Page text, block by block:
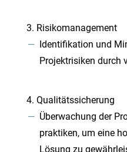
Risikomanagement
Identifikation und
Projektrisiken durch
Qualitätssicherung
Überwachung der
praktiken, um eine
Lösung zu